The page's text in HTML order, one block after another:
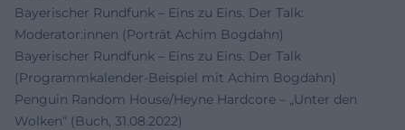
Bayerischer Rundfunk – Eins zu Eins. Der Talk:
Moderator:innen (Porträt Achim Bogdahn)
Bayerischer Rundfunk – Eins zu Eins. Der Talk
(Programmkalender-Beispiel mit Achim Bogdahn)
Penguin Random House/Heyne Hardcore – „Unter den
Wolken“ (Buch, 31.08.2022)